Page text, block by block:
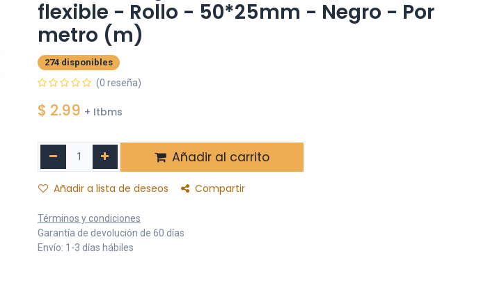
flexible - Rollo - 50*25mm - Negro - Por
metro (m)
274 disponibles
(0 reseña)
$ 2.99 + Itbms
Añadir al carrito
Añadir a lista de deseos Compartir
Términos y condiciones
Garantía de devolución de 60 días
Envío: 1-3 días hábiles